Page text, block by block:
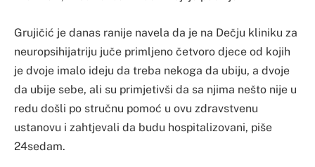
Grujičić je danas ranije navela da je na Dečju kliniku za
neuropsihijatriju juče primljeno četvoro djece od kojih
je dvoje imalo ideju da treba nekoga da ubiju, a dvoje
da ubije sebe, ali su primjetivši da sa njima nešto nije u
redu došli po stručnu pomoć u ovu zdravstvenu
ustanovu i zahtjevali da budu hospitalizovani, piše
24sedam.